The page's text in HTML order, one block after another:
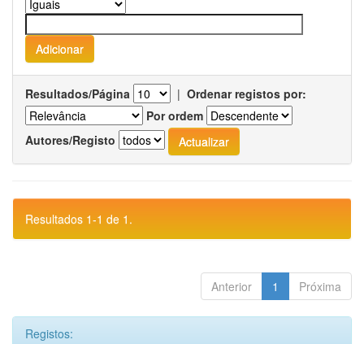
Resultados/Página | Ordenar registos por:
Por ordem
Autores/Registo
Resultados 1-1 de 1.
Anterior 1 Próxima
Registos: